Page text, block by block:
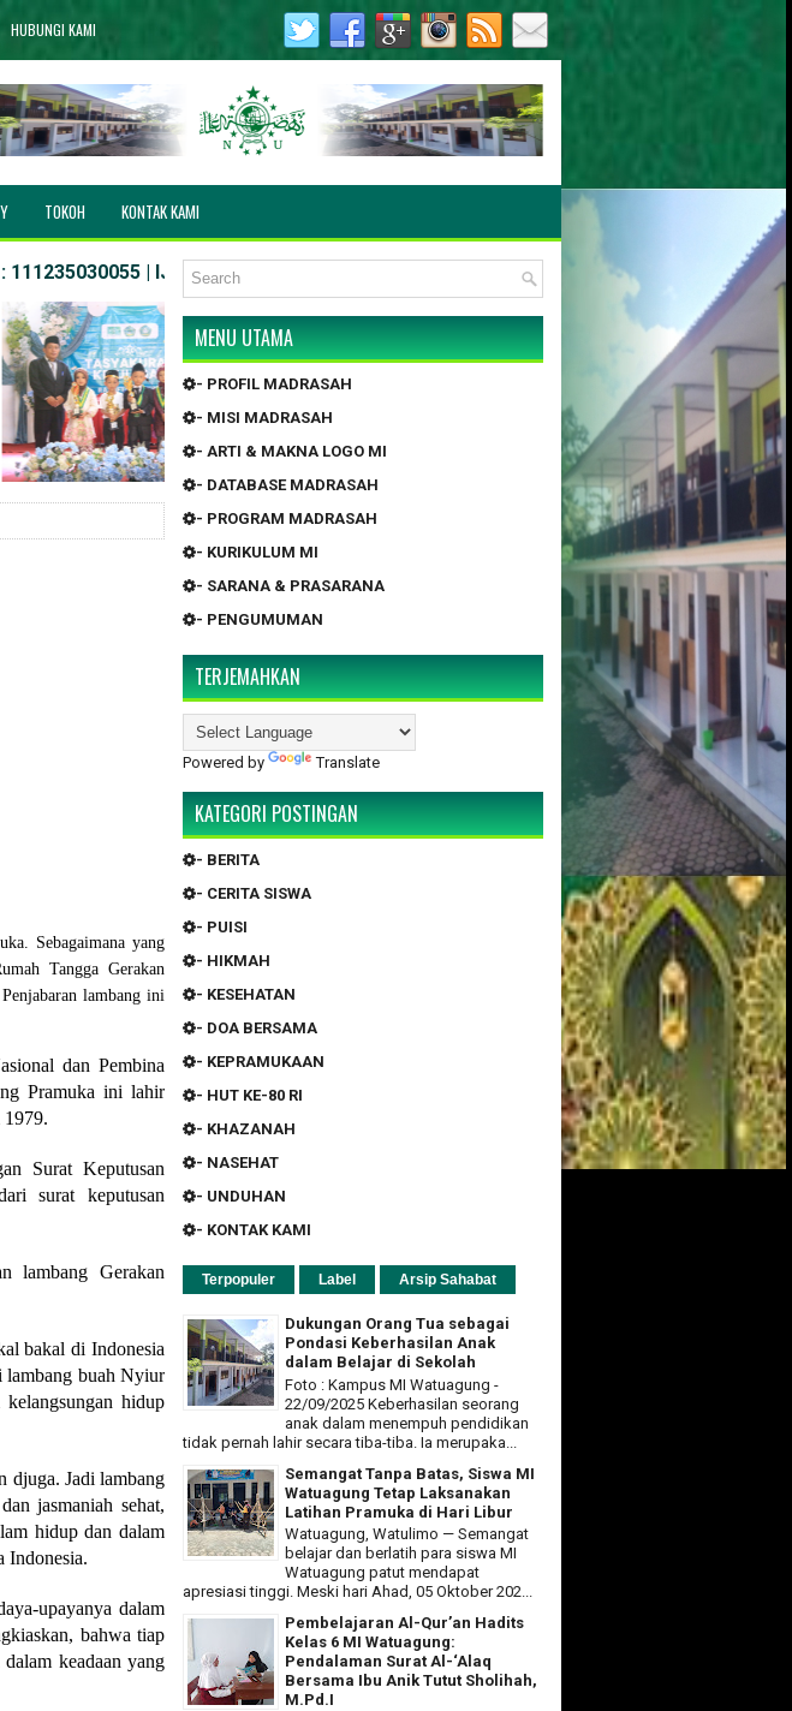
HUBUNGI KAMI
TOKOH KONTAK KAMI
| IJOB NO. : MIS/03.0055/2017 | AKTE NOTARIS : NO. 4, MUNYATI SULLAM,
Sebagaimana yang
Tangga Gerakan
lambang ini
dan Pembina
Pramuka ini lahir
1979.
Surat Keputusan
surat keputusan
lambang Gerakan
bakal di Indonesia
lambang buah Nyiur
hidup
djuga. Jadi lambang
jasmaniah sehat,
hidup dan dalam
Indonesia.
upayanya dalam
bahwa tiap
keadaan yang
MENU UTAMA
- PROFIL MADRASAH
- MISI MADRASAH
- ARTI & MAKNA LOGO MI
- DATABASE MADRASAH
- PROGRAM MADRASAH
- KURIKULUM MI
- SARANA & PRASARANA
- PENGUMUMAN
TERJEMAHKAN
Powered by Translate
KATEGORI POSTINGAN
- BERITA
- CERITA SISWA
- PUISI
- HIKMAH
- KESEHATAN
- DOA BERSAMA
- KEPRAMUKAAN
- HUT KE-80 RI
- KHAZANAH
- NASEHAT
- UNDUHAN
- KONTAK KAMI
Terpopuler Label Arsip Sahabat
Dukungan Orang Tua sebagai
Pondasi Keberhasilan Anak
dalam Belajar di Sekolah
Foto : Kampus MI Watuagung -
22/09/2025 Keberhasilan seorang
anak dalam menempuh pendidikan
tidak pernah lahir secara tiba-tiba. Ia merupaka...
Semangat Tanpa Batas, Siswa MI
Watuagung Tetap Laksanakan
Latihan Pramuka di Hari Libur
Watuagung, Watulimo — Semangat
belajar dan berlatih para siswa MI
Watuagung patut mendapat
apresiasi tinggi. Meski hari Ahad, 05 Oktober 202...
Pembelajaran Al-Qur’an Hadits
Kelas 6 MI Watuagung:
Pendalaman Surat Al-‘Alaq
Bersama Ibu Anik Tutut Sholihah,
M.Pd.I